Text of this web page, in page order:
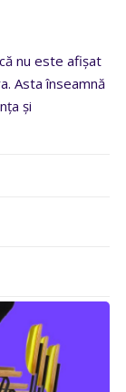
nu este afișat
Asta înseamnă
și